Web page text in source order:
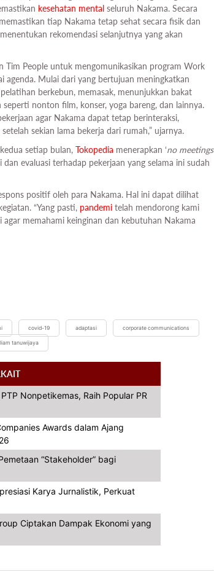
kesehatan mental seluruh Nakama. Secara
tiap Nakama tetap sehat secara fisik dan
rekomendasi selanjutnya yang akan
Tim People untuk mengomunikasikan program Work
Mulai dari yang bertujuan meningkatkan
berkebun, memasak, menunjukkan bakat
nonton film, konser, yoga bareng, dan lainnya.
agar Nakama dapat tetap berinteraksi,
sekian lama bekerja dari rumah,” ujarnya.
setiap bulan, Tokopedia menerapkan ‘no meetings
evaluasi terhadap pekerjaan yang selama ini sudah
positif oleh para Nakama. Hal ini dapat dilihat
“Yang pasti, pandemi telah mendorong kami
memahami keinginan dan kebutuhan Nakama
covid-19 adaptasi corporate communications
tanuwijaya
Nonpetikemas, Raih Popular PR
Awards dalam Ajang
“Stakeholder” bagi
Karya Jurnalistik, Perkuat
Ciptakan Dampak Ekonomi yang